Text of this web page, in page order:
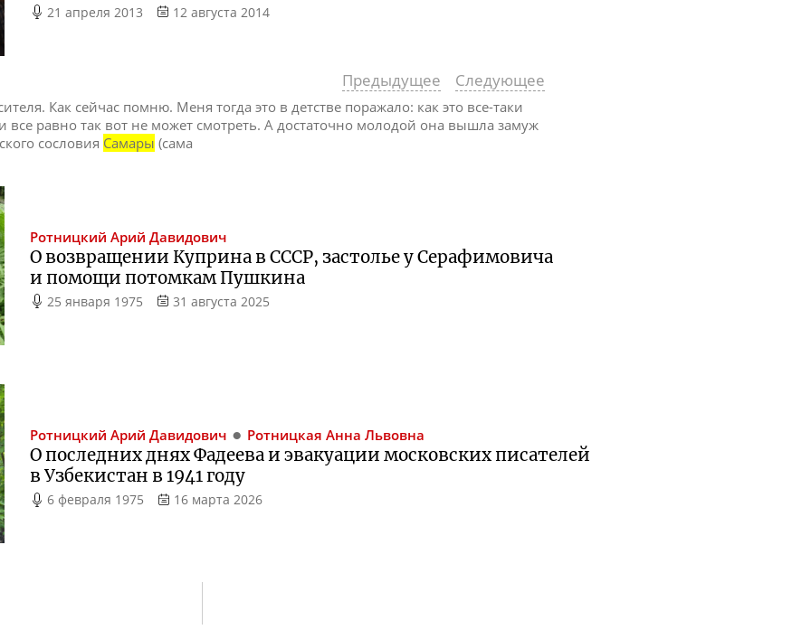
21 апреля 2013 12 августа 2014
Предыдущее Следующее
Как сейчас помню. Меня тогда это в детстве поражало: как это все-таки
все равно так вот не может смотреть. А достаточно молодой она вышла замуж
сословия Самары (сама
Ротницкий Арий Давидович
О возвращении Куприна в СССР, застолье у Серафимовича
и помощи потомкам Пушкина
25 января 1975 31 августа 2025
Ротницкий Арий Давидович Ротницкая Анна Львовна
О последних днях Фадеева и эвакуации московских писателей
в Узбекистан в 1941 году
6 февраля 1975 16 марта 2026